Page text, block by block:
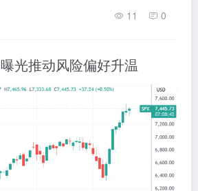
11 0
光推动风险偏好升温